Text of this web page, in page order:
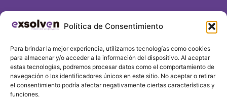
Política de Consentimiento
Para brindar la mejor experiencia, utilizamos tecnologías como cookies
para almacenar y/o acceder a la información del dispositivo. Al aceptar
estas tecnologías, podremos procesar datos como el comportamiento de
navegación o los identificadores únicos en este sitio. No aceptar o retirar
el consentimiento podría afectar negativamente ciertas características y
funciones.
Síguenos
Sede principal